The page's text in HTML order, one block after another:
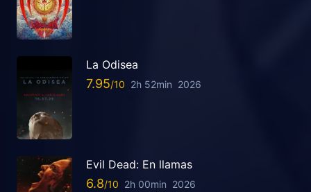
La Odisea
7.95 2h 52min 2026
Evil Dead: En llamas
6.8 2h 00min 2026